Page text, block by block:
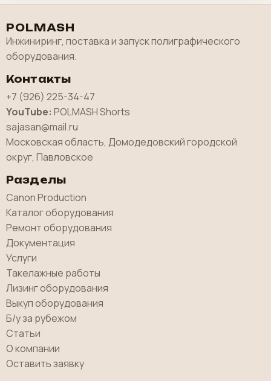
POLMASH
Инжиниринг, поставка и запуск полиграфического
оборудования.
Контакты
+7 (926) 225-34-47
YouTube: POLMASH Shorts
sajasan@mail.ru
Московская область, Домодедовский городской
округ, Павловское
Разделы
Canon Production
Каталог оборудования
Ремонт оборудования
Документация
Услуги
Такелажные работы
Лизинг оборудования
Выкуп оборудования
Б/у за рубежом
Статьи
О компании
Оставить заявку